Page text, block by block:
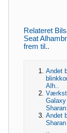
Relateret
Seat
frem til..
Andet
Alh..
Andet